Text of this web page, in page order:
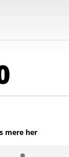
mere her